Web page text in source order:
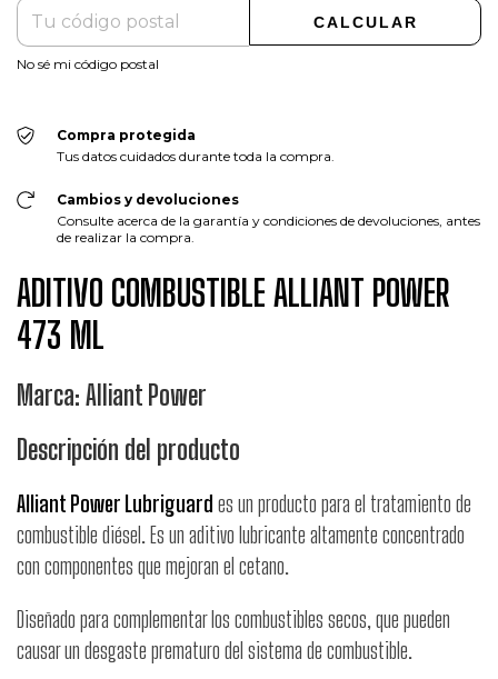
CALCULAR
No sé mi código postal
Compra protegida
Tus datos cuidados durante toda la compra.
Cambios y devoluciones
Consulte acerca de la garantía y condiciones de devoluciones, antes
de realizar la compra.
ADITIVO COMBUSTIBLE ALLIANT POWER
473 ML
Marca: Alliant Power
Descripción del producto
Alliant Power Lubriguard es un producto para el tratamiento de
combustible diésel. Es un aditivo lubricante altamente concentrado
con componentes que mejoran el cetano.
Diseñado para complementar los combustibles secos, que pueden
causar un desgaste prematuro del sistema de combustible.